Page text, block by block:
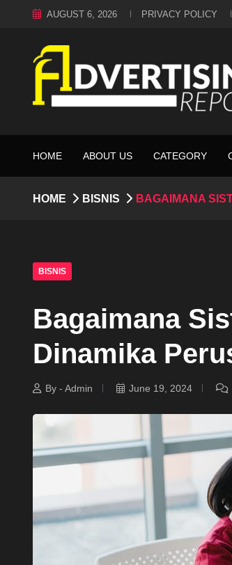
AUGUST 6, 2026 PRIVACY POLICY
HOME ABOUT US CATEGORY
HOME BISNIS BAGAIMANA
BISNIS
Bagaimana
Dinamika
By - Admin June 19, 2024